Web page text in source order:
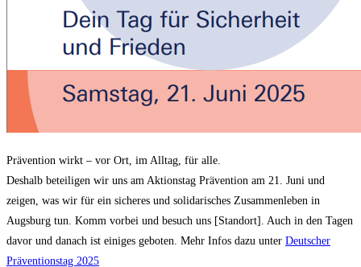
Prävention wirkt – vor Ort, im Alltag, für alle.
Deshalb beteiligen wir uns am Aktionstag Prävention am 21. Juni und
zeigen, was wir für ein sicheres und solidarisches Zusammenleben in
Augsburg tun. Komm vorbei und besuch uns [Standort]. Auch in den Tagen
davor und danach ist einiges geboten. Mehr Infos dazu unter Deutscher
Präventionstag 2025